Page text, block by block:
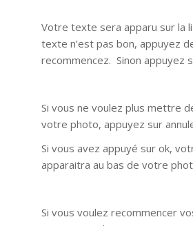
Votre texte sera apparu sur la
texte n’est pas bon, appuyez
recommencez. Sinon appuyez
Si vous ne voulez plus mettre
votre photo, appuyez sur
Si vous avez appuyé sur ok,
apparaitra au bas de votre
Si vous voulez recommencer